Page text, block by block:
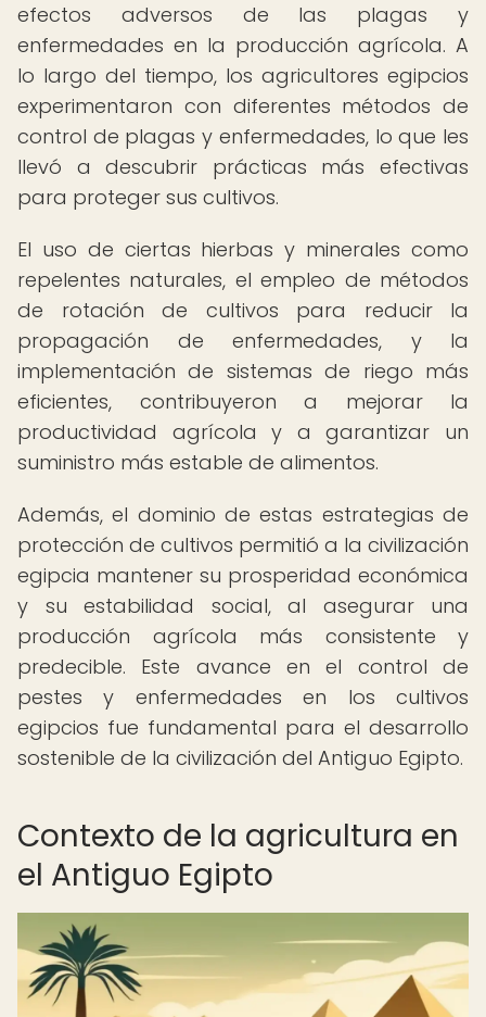
efectos adversos de las plagas y
enfermedades en la producción agrícola. A
lo largo del tiempo, los agricultores egipcios
experimentaron con diferentes métodos de
control de plagas y enfermedades, lo que les
llevó a descubrir prácticas más efectivas
para proteger sus cultivos.
El uso de ciertas hierbas y minerales como
repelentes naturales, el empleo de métodos
de rotación de cultivos para reducir la
propagación de enfermedades, y la
implementación de sistemas de riego más
eficientes, contribuyeron a mejorar la
productividad agrícola y a garantizar un
suministro más estable de alimentos.
Además, el dominio de estas estrategias de
protección de cultivos permitió a la civilización
egipcia mantener su prosperidad económica
y su estabilidad social, al asegurar una
producción agrícola más consistente y
predecible. Este avance en el control de
pestes y enfermedades en los cultivos
egipcios fue fundamental para el desarrollo
sostenible de la civilización del Antiguo Egipto.
Contexto de la agricultura en
el Antiguo Egipto